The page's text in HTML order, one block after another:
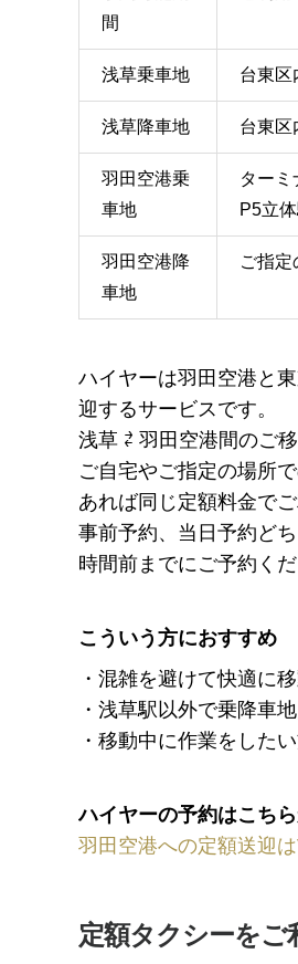
間
浅草乗車地 台東区
浅草降車地 台東区
羽田空港乗
車地
ター
P5立
羽田空港降
車地
ご指
ハイヤーは羽田空港と
迎するサービスです。
浅草 ⇄ 羽田空港間のご
ご自宅やご指定の場所
あれば同じ定額料金で
事前予約、当日予約ど
時間前までにご予約くだ
こういう方におすすめ
・混雑を避けて快適に
・浅草駅以外で乗降車
・移動中に作業をした
ハイヤーの予約はこち
羽田空港への定額送迎
定額タクシーをご